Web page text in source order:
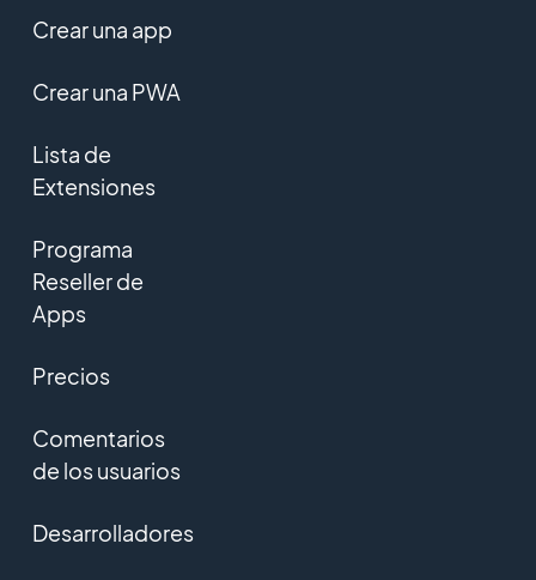
Crear una app
Crear una PWA
Lista de
Extensiones
Programa
Reseller de
Apps
Precios
Comentarios
de los usuarios
Desarrolladores